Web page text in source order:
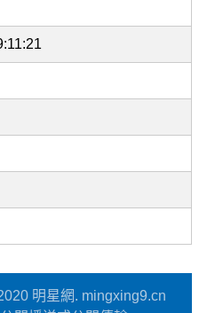
明星網. mingxing9.cn